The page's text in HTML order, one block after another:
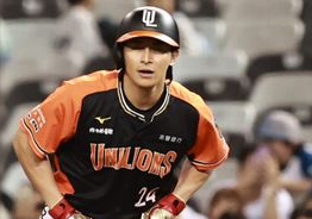
16:27
16:25
16:24